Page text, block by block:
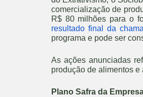
comercialização de
R$ 80 milhões para o
resultado final da
programa e pode ser
As ações anunciadas
produção de alimentos
Plano Safra da